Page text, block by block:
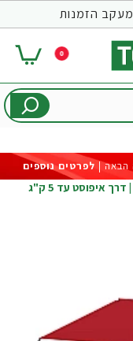
מעקב הזמנות
0
לפרטים נוספים